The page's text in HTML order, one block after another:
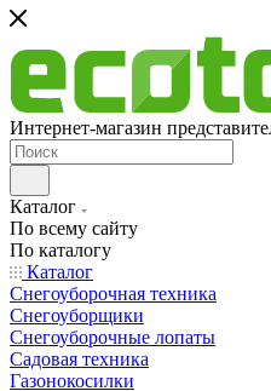
Интернет-магазин
Каталог
По всему сайту
По каталогу
Каталог
Снегоуборочная техника
Снегоуборщики
Снегоуборочные лопаты
Садовая техника
Газонокосилки